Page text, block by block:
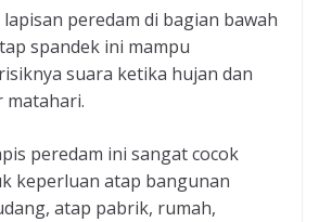
peredam di bagian bawah
spandek ini mampu
suara ketika hujan dan
matahari.
peredam ini sangat cocok
keperluan atap bangunan
atap pabrik, rumah,